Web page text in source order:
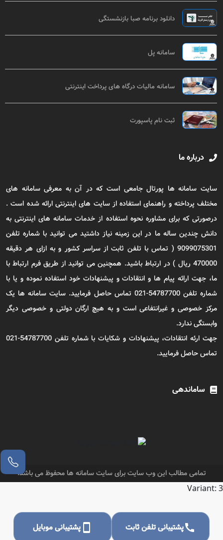
دانلود برنامه صبا بازنشستگی
سامانه پل
سامانه مالیات درگاه های پرداخت اینترنتی
ثبت نام پاسپورت
درباره ما
سایت سامانه ها پورتال جامعی است که در آن به معرفی سامانه های
مختلف پرداخته و راهنمای استفاده از سایت های اینترنتی ارائه شده است .
درصورتی که برای مشاوره نحوه استفاده از خدمات سامانه های اینترنتی به
دانش چندین ساله ما در این زمینه نیاز داشتید می توانید با شماره تلفن
9099075301 ( تماس با تلفن ثابت از سراسر کشور و به ازای هر دقیقه
470000 ریال ) در ارتباط باشید. همچنین می توانید از طریق فرم ارتباط با
ما، جهت ارائه پیام ها و انتقادات و پیشنهادات خود استفاده نموده و یا با
شماره تلفن 54787700-021 تماس حاصل فرمایید. سایت سامانه ها یک
مرکز خصوصی و غیرانتفاعی است و به هیچ ارگان دولتی و خصوصی دیگر
وابستگی ندارد.
جهت ارئه انتقادات، پیشنهادات و شکایات با شماره تلفن 54787700-021
تماس حاصل فرمایید.
ساماندهی
تمامی مطالب این وب سایت برای سایت سامانه ها محفوظ می باشد.
Variant: 3
callپشتیبانی تلفن ثابت smartphoneپشتیبانی موبایل